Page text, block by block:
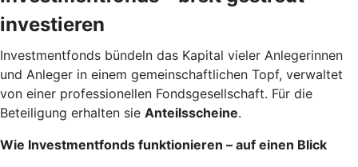
investieren
Investmentfonds bündeln das Kapital vieler Anlegerinnen
und Anleger in einem gemeinschaftlichen Topf, verwaltet
von einer professionellen Fondsgesellschaft. Für die
Beteiligung erhalten sie Anteilsscheine.
Wie Investmentfonds funktionieren – auf einen Blick